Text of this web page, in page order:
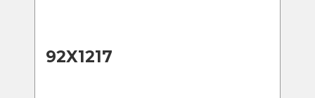
92X1217